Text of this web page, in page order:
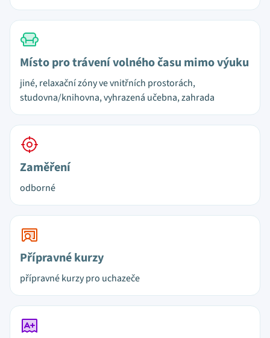
Místo pro trávení volného času mimo výuku
jiné, relaxační zóny ve vnitřních prostorách,
studovna/knihovna, vyhrazená učebna, zahrada
Zaměření
odborné
Přípravné kurzy
přípravné kurzy pro uchazeče